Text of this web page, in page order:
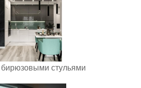
бирюзовыми стульями